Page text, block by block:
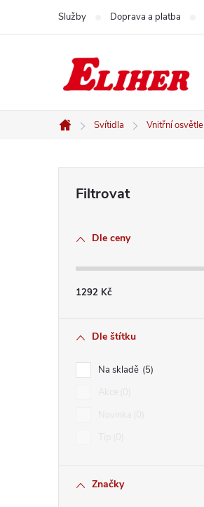
Služby Doprava a platba
Domů
Svítidla Vnitřní
Dle ceny
1292 Kč
Dle štítku
Na skladě 5
Značky